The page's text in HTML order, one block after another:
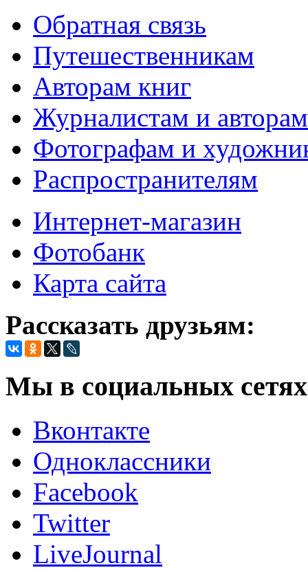
Обратная связь
Путешественникам
Авторам книг
Журналистам и авторам
Фотографам и
Распространителям
Интернет-магазин
Фотобанк
Карта сайта
Рассказать друзьям:
Мы в социальных
Вконтакте
Одноклассники
Facebook
Twitter
LiveJournal